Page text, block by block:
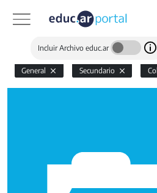
Incluir Archivo educ.ar
General Secundario